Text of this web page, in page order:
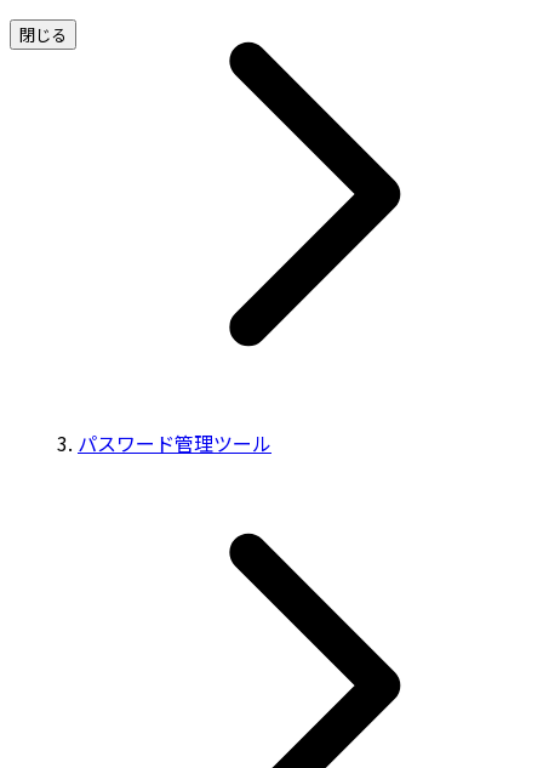
閉じる
パスワード管理ツール